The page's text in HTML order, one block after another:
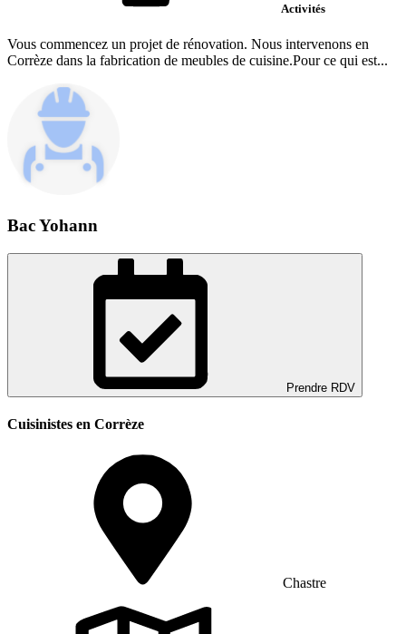
Activités
Vous commencez un projet de rénovation. Nous intervenons en
Corrèze dans la fabrication de meubles de cuisine.Pour ce qui est...
Bac Yohann
Prendre RDV
Cuisinistes en Corrèze
Chastre